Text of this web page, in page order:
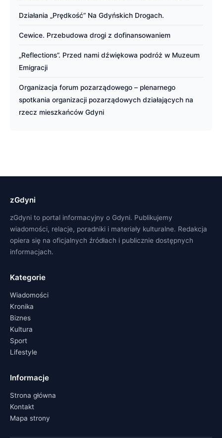
Działania „Prędkość” Na Gdyńskich Drogach.
Cewice. Przebudowa drogi z dofinansowaniem
„Reflections”. Przed nami dźwiękowa podróż w Muzeum
Emigracji
Organizacja forum pozarządowego – plenarnego
spotkania organizacji pozarządowych działających na
rzecz mieszkańców Gdyni
zGdyni
zGdyni to portal informacyjny o Gdyni. Publikujemy
wiadomości, relacje, poradniki i materiały kulturalne. Redakcja
opiera się na oficjalnych źródłach i publicznie dostępnych
informacjach.
Kategorie
Wiadomości
Kronika
Biznes
Kultura
Sport
Lifestyle
Informacje
Strona główna
Kontakt
Mapa strony